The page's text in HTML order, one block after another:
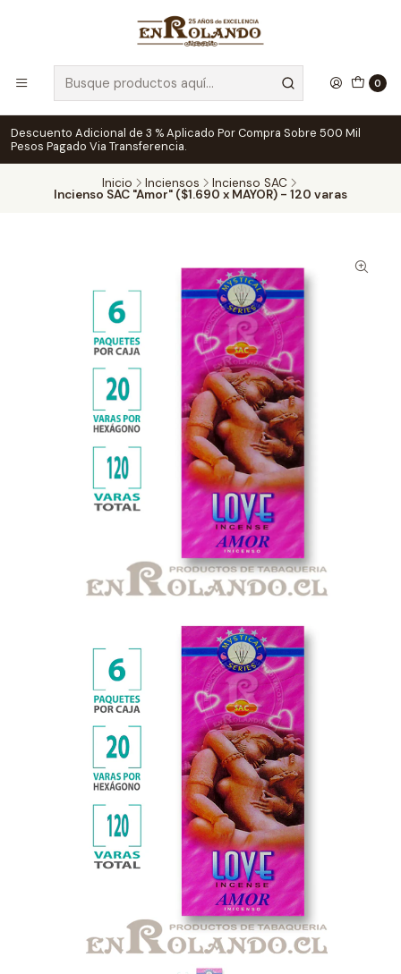
0
Descuento Adicional de 3 % Aplicado Por Compra Sobre 500 Mil
Pesos Pagado Via Transferencia.
Inicio Inciensos Incienso SAC
Incienso SAC "Amor" ($1.690 x MAYOR) - 120 varas